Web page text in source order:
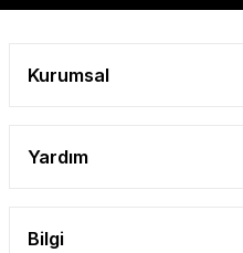
Kurumsal
Yardım
Bilgi